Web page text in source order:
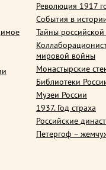
Революция 1917
События в
Тайны
мировой войны
Монастырские
Библиотеки
Музеи России
1937. Год страха
Российские
Петергоф –